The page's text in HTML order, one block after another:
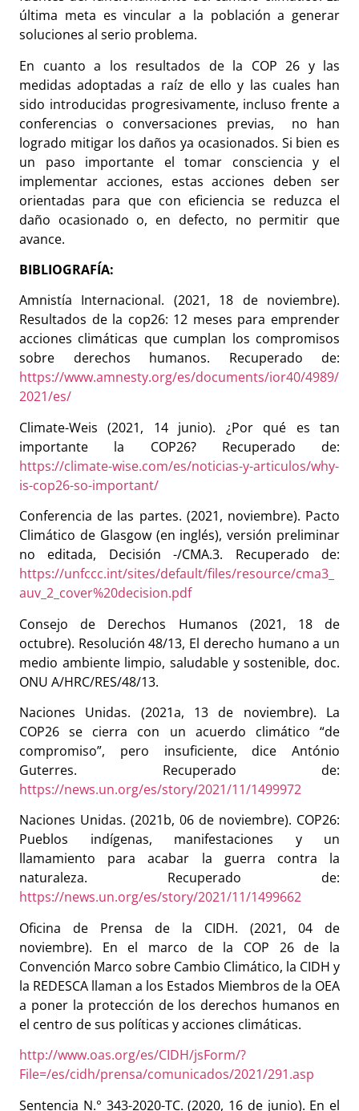
última meta es vincular a la población a generar
soluciones al serio problema.
En cuanto a los resultados de la COP 26 y las
medidas adoptadas a raíz de ello y las cuales han
sido introducidas progresivamente, incluso frente a
conferencias o conversaciones previas, no han
logrado mitigar los daños ya ocasionados. Si bien es
un paso importante el tomar consciencia y el
implementar acciones, estas acciones deben ser
orientadas para que con eficiencia se reduzca el
daño ocasionado o, en defecto, no permitir que
avance.
BIBLIOGRAFÍA:
Amnistía Internacional. (2021, 18 de noviembre).
Resultados de la cop26: 12 meses para emprender
acciones climáticas que cumplan los compromisos
sobre derechos humanos. Recuperado de:
https://www.amnesty.org/es/documents/ior40/4989/
2021/es/
Climate-Weis (2021, 14 junio). ¿Por qué es tan
importante la COP26? Recuperado de:
https://climate-wise.com/es/noticias-y-articulos/why-
is-cop26-so-important/
Conferencia de las partes. (2021, noviembre). Pacto
Climático de Glasgow (en inglés), versión preliminar
no editada, Decisión -/CMA.3. Recuperado de:
https://unfccc.int/sites/default/files/resource/cma3_
auv_2_cover%20decision.pdf
Consejo de Derechos Humanos (2021, 18 de
octubre). Resolución 48/13, El derecho humano a un
medio ambiente limpio, saludable y sostenible, doc.
ONU A/HRC/RES/48/13.
Naciones Unidas. (2021a, 13 de noviembre). La
COP26 se cierra con un acuerdo climático “de
compromiso”, pero insuficiente, dice António
Guterres. Recuperado de:
https://news.un.org/es/story/2021/11/1499972
Naciones Unidas. (2021b, 06 de noviembre). COP26:
Pueblos indígenas, manifestaciones y un
llamamiento para acabar la guerra contra la
naturaleza. Recuperado de:
https://news.un.org/es/story/2021/11/1499662
Oficina de Prensa de la CIDH. (2021, 04 de
noviembre). En el marco de la COP 26 de la
Convención Marco sobre Cambio Climático, la CIDH y
la REDESCA llaman a los Estados Miembros de la OEA
a poner la protección de los derechos humanos en
el centro de sus políticas y acciones climáticas.
http://www.oas.org/es/CIDH/jsForm/?
File=/es/cidh/prensa/comunicados/2021/291.asp
Sentencia N.° 343-2020-TC. (2020, 16 de junio). En el